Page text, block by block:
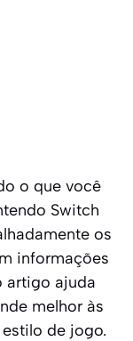
o que você
Switch
os
informações
artigo ajuda
melhor às
de jogo.